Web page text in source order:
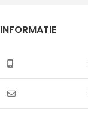
INFORMATIE